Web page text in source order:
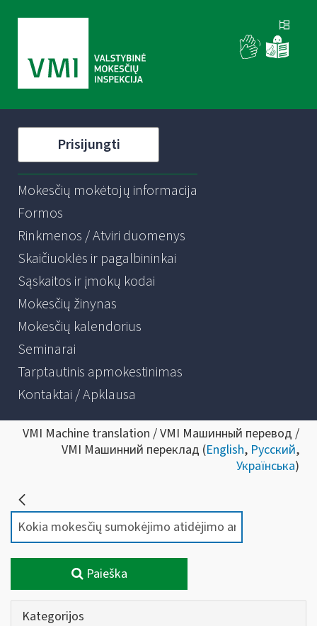
Prisijungti
Mokesčių mokėtojų informacija
Formos
Rinkmenos / Atviri duomenys
Skaičiuoklės ir pagalbininkai
Sąskaitos ir įmokų kodai
Mokesčių žinynas
Mokesčių kalendorius
Seminarai
Tarptautinis apmokestinimas
Kontaktai / Apklausa
VMI Machine translation / VMI Машинный перевод /
VMI Машинний переклад (English, Русский,
Українська)
Paieška
Kategorijos